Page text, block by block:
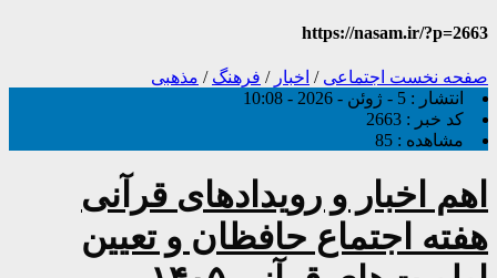
https://nasam.ir/?p=2663
صفحه نخست اجتماعی / اخبار / فرهنگ / مذهبی
انتشار : 5 - ژوئن - 2026 - 10:08
کد خبر : 2663
مشاهده : 85
اهم اخبار و رویدادهای قرآنی
هفته اجتماع حافظان و تعیین